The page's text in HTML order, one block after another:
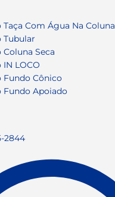
Taça Com Água Na Coluna
Tubular
Seca
LOCO
Fundo Cônico
Fundo Apoiado
2844